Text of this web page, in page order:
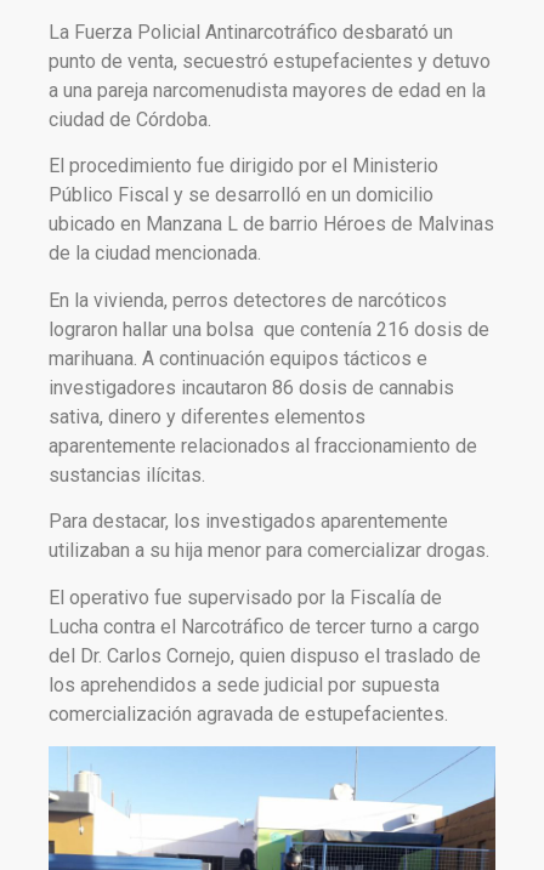
La Fuerza Policial Antinarcotráfico desbarató un
punto de venta, secuestró estupefacientes y detuvo
a una pareja narcomenudista mayores de edad en la
ciudad de Córdoba.
El procedimiento fue dirigido por el Ministerio
Público Fiscal y se desarrolló en un domicilio
ubicado en Manzana L de barrio Héroes de Malvinas
de la ciudad mencionada.
En la vivienda, perros detectores de narcóticos
lograron hallar una bolsa que contenía 216 dosis de
marihuana. A continuación equipos tácticos e
investigadores incautaron 86 dosis de cannabis
sativa, dinero y diferentes elementos
aparentemente relacionados al fraccionamiento de
sustancias ilícitas.
Para destacar, los investigados aparentemente
utilizaban a su hija menor para comercializar drogas.
El operativo fue supervisado por la Fiscalía de
Lucha contra el Narcotráfico de tercer turno a cargo
del Dr. Carlos Cornejo, quien dispuso el traslado de
los aprehendidos a sede judicial por supuesta
comercialización agravada de estupefacientes.